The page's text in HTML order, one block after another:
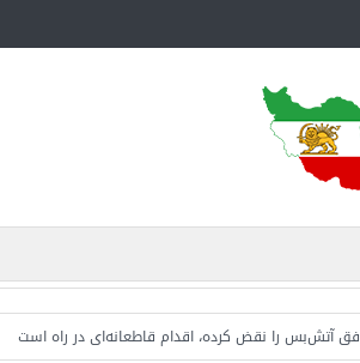
را نقض کرده، اقدام قاطعانه‌ای در راه است حمله